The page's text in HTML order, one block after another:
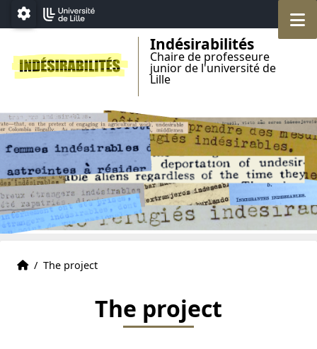
Accéder au menu principal
Accéder au contenu
Paramétrage
Indésirabilités
Chaire de professeure
junior de l'université de
Lille
Home
Accueil
/ The project
The project